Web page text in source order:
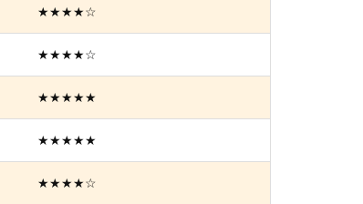
★★★★☆
★★★★☆
★★★★★
★★★★★
★★★★☆